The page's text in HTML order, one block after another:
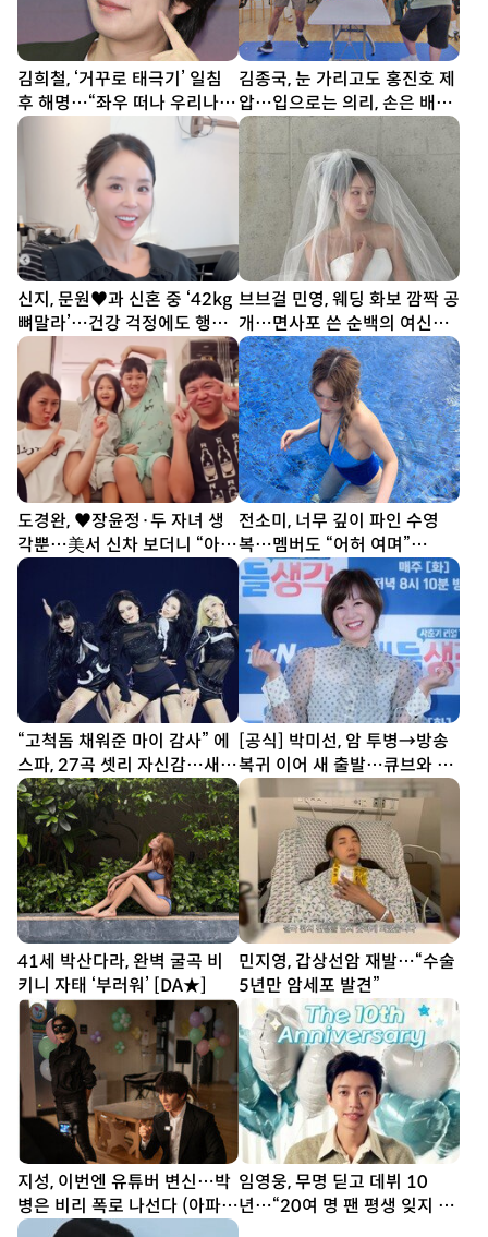
김희철, ‘거꾸로 태극기’ 일침
후 해명…“좌우 떠나 우리나라
국기”[SD이슈]
김종국, 눈 가리고도 홍진호 제
압…입으로는 의리, 손은 배신
(런닝맨)
신지, 문원♥과 신혼 중 ‘42kg
뼈말라’…건강 걱정에도 행사
열일
브브걸 민영, 웨딩 화보 깜짝 공
개…면사포 쓴 순백의 여신
[DA★]
도경완, ♥장윤정·두 자녀 생
각뿐…美서 신차 보더니 “아빠
열심히 할게” [SD톡톡]
전소미, 너무 깊이 파인 수영
복…멤버도 “어허 여며”
[DA★]
“고척돔 채워준 마이 감사” 에
스파, 27곡 셋리 자신감…새
투어 시작 (종합)[DA현장]
[공식] 박미선, 암 투병→방송
복귀 이어 새 출발…큐브와 6
년 동행 끝
41세 박산다라, 완벽 굴곡 비
키니 자태 ‘부러워’ [DA★]
민지영, 갑상선암 재발…“수술
5년만 암세포 발견”
지성, 이번엔 유튜버 변신…박
병은 비리 폭로 나선다 (아파
트)
임영웅, 무명 딛고 데뷔 10
년…“20여 명 팬 평생 잊지 못